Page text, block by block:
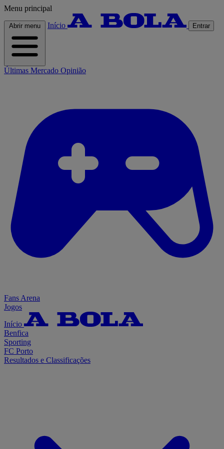
Menu principal
Abrir menu Início Entrar
Últimas Mercado Opinião
Fans Arena
Jogos
Início
Benfica
Sporting
FC Porto
Resultados e Classificações